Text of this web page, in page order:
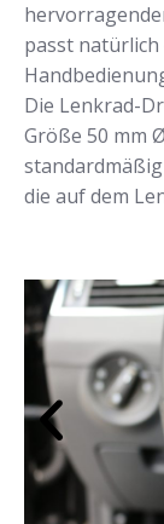
passt natürlich
Die Lenkrad-
Größe 50 mm
die auf dem